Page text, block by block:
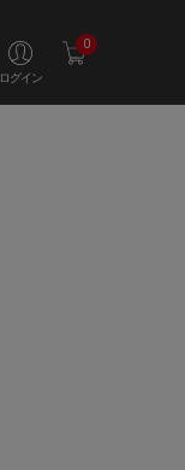
ログイン
0